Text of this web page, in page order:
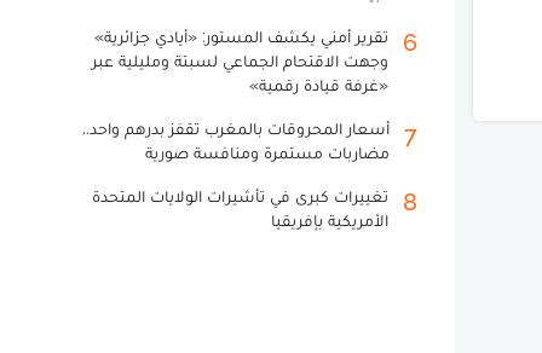
6
تقرير أمني يكشف المستور: «أيادي جزائرية»
وجهت الاقتحام الجماعي لسبتة ومليلية عبر
«غرفة قيادة رقمية»
7
أسعار المحروقات بالمغرب تقفز بدرهم واحد..
مضاربات مستمرة ومنافسة صورية
8
تغييرات كبرى في تأشيرات الولايات المتحدة
الأمريكية بإفريقيا